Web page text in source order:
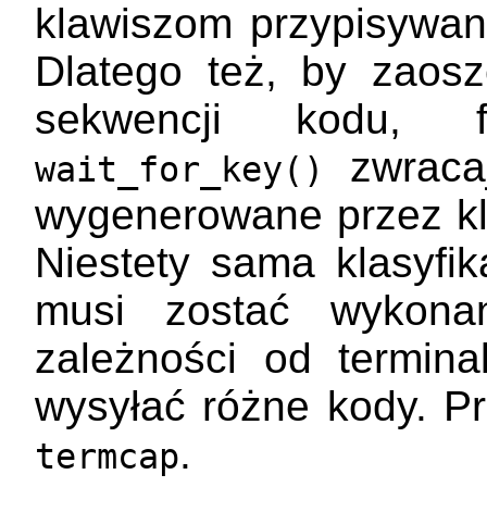
klawiszom
Dlatego też, by
sekwencji kodu,
wait_for_key()
wygenerowane przez
Niestety sama
musi zostać
zależności od
wysyłać różne kody.
termcap.